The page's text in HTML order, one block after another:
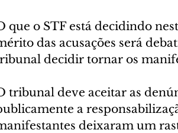
que o STF está decidindo
das acusações será
decidir tornar os
tribunal deve aceitar as
a
deixaram um